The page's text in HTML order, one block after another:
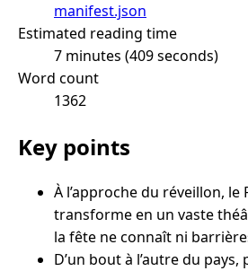
manifest.json
Estimated reading time
7 minutes (409 seconds)
Word count
1362
Key points
À l’approche du réveillon, le
transforme en un vaste
la fête ne connaît ni
D’un bout à l’autre du